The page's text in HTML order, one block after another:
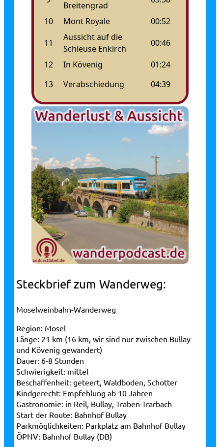
Steckbrief zum Wanderweg:
Moselweinbahn-Wanderweg
Region: Mosel
Länge: 21 km (16 km, wir sind nur zwischen Bullay
und Kövenig gewandert)
Dauer: 6-8 Stunden
Schwierigkeit: mittel
Beschaffenheit: geteert, Waldboden, Schotter
Kindgerecht: Empfehlung ab 10 Jahren
Gastronomie: in Reil, Bullay, Traben-Trarbach
Start der Route: Bahnhof Bullay
Parkmöglichkeiten: Parkplatz am Bahnhof Bullay
ÖPNV: Bahnhof Bullay (DB)